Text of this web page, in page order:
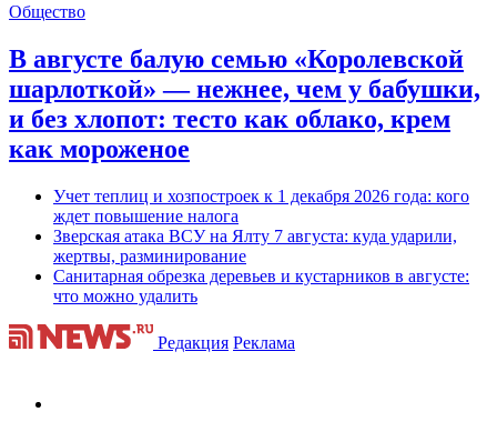
Общество
В августе балую семью «Королевской
шарлоткой» — нежнее, чем у бабушки,
и без хлопот: тесто как облако, крем
как мороженое
Учет теплиц и хозпостроек к 1 декабря 2026 года: кого
ждет повышение налога
Зверская атака ВСУ на Ялту 7 августа: куда ударили,
жертвы, разминирование
Санитарная обрезка деревьев и кустарников в августе:
что можно удалить
Редакция Реклама